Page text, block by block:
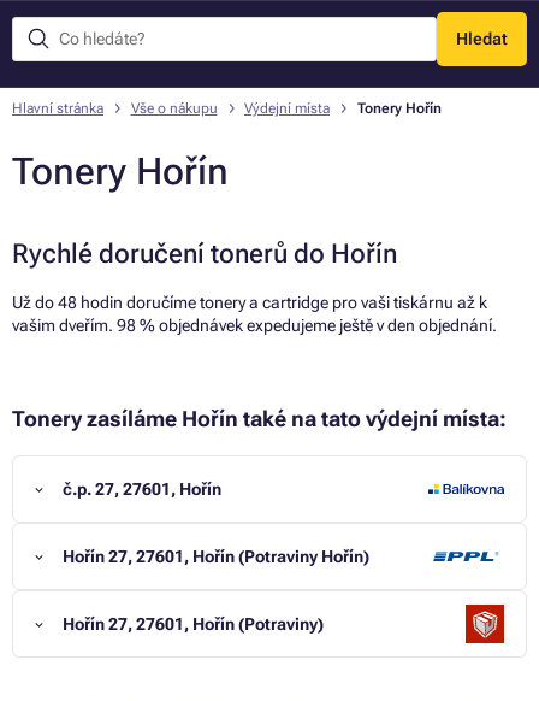
Hledat
Menu
Hlavní stránka Vše o nákupu Výdejní místa Tonery Hořín
Tonery Hořín
Rychlé doručení tonerů do Hořín
Už do 48 hodin doručíme tonery a cartridge pro vaši tiskárnu až k
vašim dveřím. 98 % objednávek expedujeme ještě v den objednání.
Tonery zasíláme Hořín také na tato výdejní místa:
č.p. 27, 27601, Hořín
Hořín 27, 27601, Hořín (Potraviny Hořín)
Hořín 27, 27601, Hořín (Potraviny)